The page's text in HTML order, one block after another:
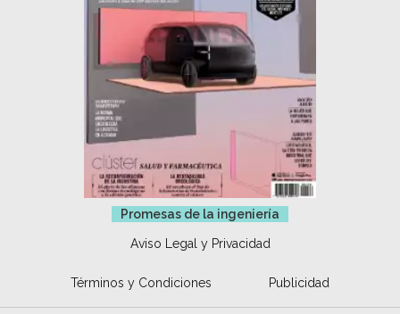
Promesas de la ingeniería
Aviso Legal y Privacidad
Términos y Condiciones Publicidad